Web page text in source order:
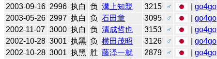
2003-09-16 2996 执白 负 溝上知親 3215 ♂ |go4go
2003-05-26 2997 执白 负 石田章 3095 ♂ |go4go
2002-11-07 3000 执白 负 清成哲也 3153 ♂ |go4go
2002-10-28 3001 执黑 负 横田茂昭 3126 ♂ |go4go
2002-10-28 3001 执黑 胜 藤泽一就 2879 ♂ |go4go